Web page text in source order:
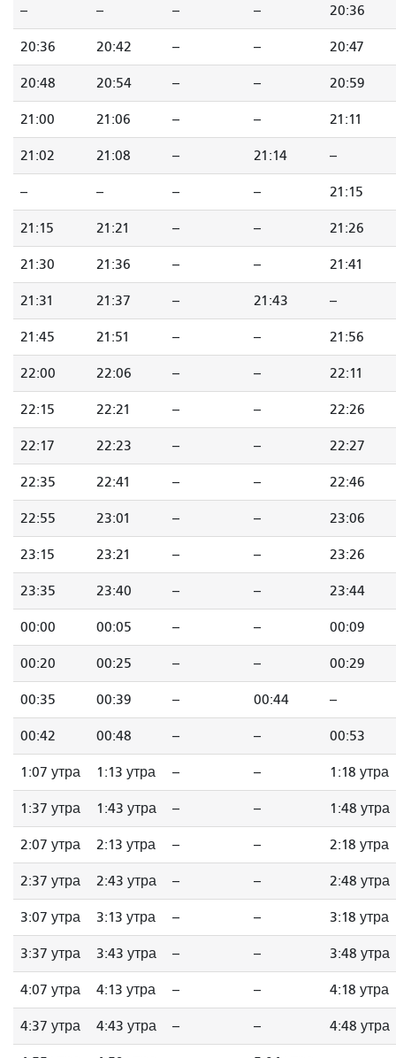
-- -- -- -- 20:36
20:36 20:42 -- -- 20:47
20:48 20:54 -- -- 20:59
21:00 21:06 -- -- 21:11
21:02 21:08 -- 21:14 --
-- -- -- -- 21:15
21:15 21:21 -- -- 21:26
21:30 21:36 -- -- 21:41
21:31 21:37 -- 21:43 --
21:45 21:51 -- -- 21:56
22:00 22:06 -- -- 22:11
22:15 22:21 -- -- 22:26
22:17 22:23 -- -- 22:27
22:35 22:41 -- -- 22:46
22:55 23:01 -- -- 23:06
23:15 23:21 -- -- 23:26
23:35 23:40 -- -- 23:44
00:00 00:05 -- -- 00:09
00:20 00:25 -- -- 00:29
00:35 00:39 -- 00:44 --
00:42 00:48 -- -- 00:53
1:07 утра 1:13 утра -- -- 1:18 утра
1:37 утра 1:43 утра -- -- 1:48 утра
2:07 утра 2:13 утра -- -- 2:18 утра
2:37 утра 2:43 утра -- -- 2:48 утра
3:07 утра 3:13 утра -- -- 3:18 утра
3:37 утра 3:43 утра -- -- 3:48 утра
4:07 утра 4:13 утра -- -- 4:18 утра
4:37 утра 4:43 утра -- -- 4:48 утра